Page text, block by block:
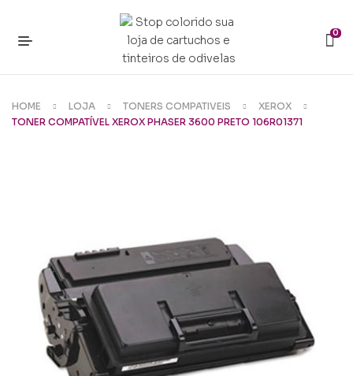
0
HOME LOJA TONERS COMPATIVEIS
XEROX
TONER COMPATÍVEL XEROX PHASER 3600 PRETO 106R01371